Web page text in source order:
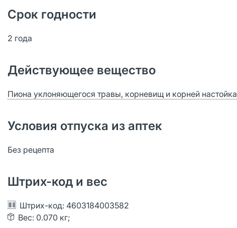
Срок годности
2 года
Действующее вещество
Пиона уклоняющегося травы, корневищ и корней настойка
Условия отпуска из аптек
Без рецепта
Штрих-код и вес
Штрих-код: 4603184003582
Вес: 0.070 кг;